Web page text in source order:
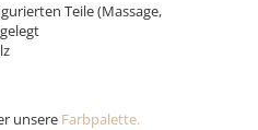
Teile (Massage,
unsere Farbpalette.